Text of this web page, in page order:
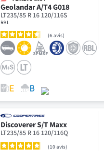
Geolandar A/T4 G018
LT235/85 R 16 120/116S
RBL
6avis
Discoverer S/T Maxx
LT235/85 R 16 120/116Q
10avis